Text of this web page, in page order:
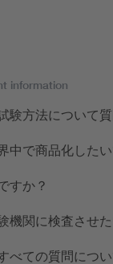
information
験方法について
中で商品化した
すか？
機関に検査させ
べての質問につ